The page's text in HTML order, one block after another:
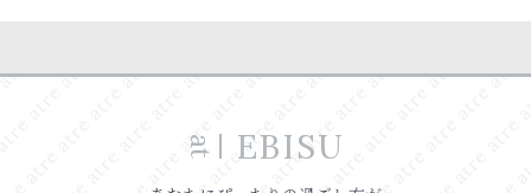
at EBISU